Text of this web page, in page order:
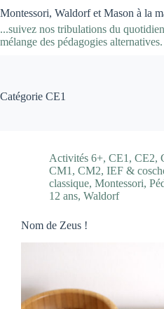
au
contenu
Montessori, Waldorf et Mason à la
...suivez nos tribulations du
mélange des pédagogies alternatives.
Catégorie CE1
Activités 6+, CE1 , CE2,
CM1 , CM2, IEF &
classique, Montessori,
12 ans, Waldorf
Nom de Zeus !